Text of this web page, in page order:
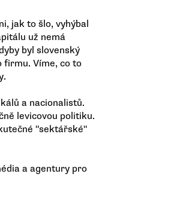
jak to šlo, vyhýbal
už nemá
byl slovenský
firmu. Víme, co to
a nacionalistů.
levicovou politiku.
"sektářské"
a agentury pro